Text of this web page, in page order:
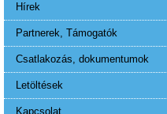
Hírek
Partnerek, Támogatók
Csatlakozás, dokumentumok
Letöltések
Kapcsolat